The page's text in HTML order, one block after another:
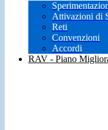
Attivazioni di
Reti
Convenzioni
Accordi
RAV - Piano